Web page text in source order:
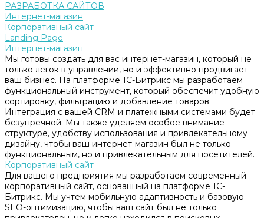
РАЗРАБОТКА САЙТОВ
Интернет-магазин
Корпоративный сайт
Landing Page
Интернет-магазин
Мы готовы создать для вас интернет-магазин, который не
только легок в управлении, но и эффективно продвигает
ваш бизнес. На платформе 1С-Битрикс мы разработаем
функциональный инструмент, который обеспечит удобную
сортировку, фильтрацию и добавление товаров.
Интеграция с вашей CRM и платежными системами будет
безупречной. Мы также уделяем особое внимание
структуре, удобству использования и привлекательному
дизайну, чтобы ваш интернет-магазин был не только
функциональным, но и привлекательным для посетителей.
Корпоративный сайт
Для вашего предприятия мы разработаем современный
корпоративный сайт, основанный на платформе 1С-
Битрикс. Мы учтем мобильную адаптивность и базовую
SEO-оптимизацию, чтобы ваш сайт был не только